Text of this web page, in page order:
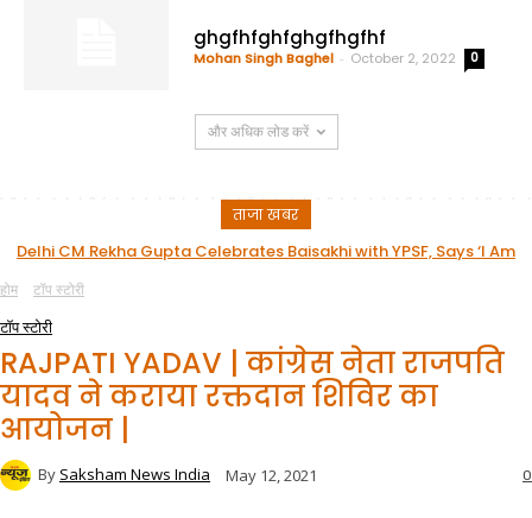
ghgfhfghfghgfhgfhf
Mohan Singh Baghel - October 2, 2022 0
और अधिक लोड करें